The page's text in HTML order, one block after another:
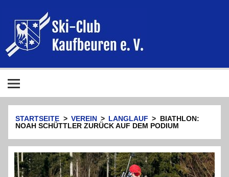
springen
Ski-Club Kaufbeuren e. V.
STARTSEITE VEREIN LANGLAUF
BIATHLON:
NOAH SCHÜTTLER ZURÜCK AUF DEM PODIUM